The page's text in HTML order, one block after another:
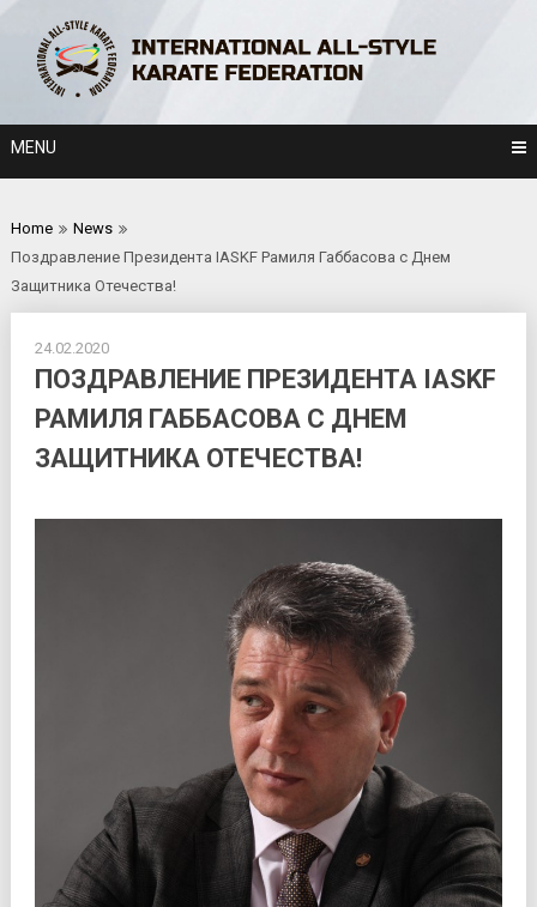
content
MENU
Home
News
Поздравление Президента IASKF Рамиля Габбасова с Днем
Защитника Отечества!
24.02.2020
ПОЗДРАВЛЕНИЕ ПРЕЗИДЕНТА IASKF
РАМИЛЯ ГАББАСОВА С ДНЕМ
ЗАЩИТНИКА ОТЕЧЕСТВА!